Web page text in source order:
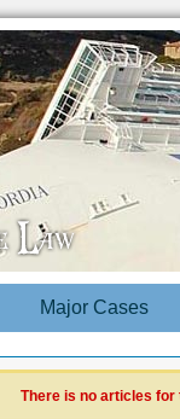
Major Cases
There is no articles for